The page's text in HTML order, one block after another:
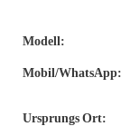
Modell:
Mobil/WhatsApp:
Ursprungs Ort: